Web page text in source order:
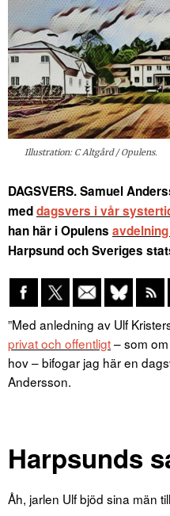
Illustration: C Altgård / Opulens.
DAGSVERS.Samuel
meddagsvers i vår
han här i Opulens
Harpsund och Sveriges
”Med anledning av Ulf
privat och offentligt– som
hov – bifogar jag här en
Andersson.
Harpsunds
Åh, jarlen Ulf bjöd sina män